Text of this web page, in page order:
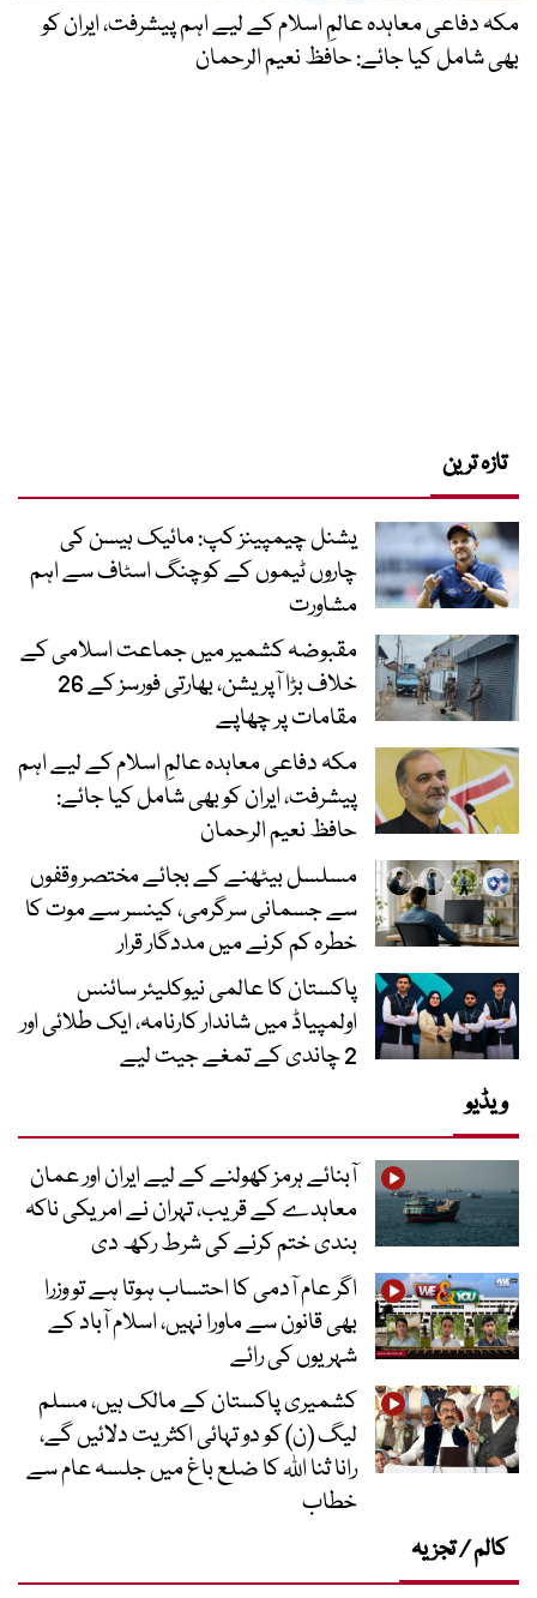
مکہ دفاعی معاہدہ عالمِ اسلام کے لیے اہم پیشرفت، ایران کو
بھی شامل کیا جائے: حافظ نعیم الرحمان
تازہ ترین
یشنل چیمپینز کپ: مائیک ہیسن کی
چاروں ٹیموں کے کوچنگ اسٹاف سے اہم
مشاورت
مقبوضہ کشمیر میں جماعت اسلامی کے
خلاف بڑا آپریشن، بھارتی فورسز کے 26
مقامات پر چھاپے
مکہ دفاعی معاہدہ عالمِ اسلام کے لیے اہم
پیشرفت، ایران کو بھی شامل کیا جائے:
حافظ نعیم الرحمان
مسلسل بیٹھنے کے بجائے مختصر وقفوں
سے جسمانی سرگرمی، کینسر سے موت کا
خطرہ کم کرنے میں مددگار قرار
پاکستان کا عالمی نیوکلیئر سائنس
اولمپیاڈ میں شاندار کارنامہ، ایک طلائی اور
2 چاندی کے تمغے جیت لیے
ویڈیو
آبنائے ہرمز کھولنے کے لیے ایران اور عمان
معاہدے کے قریب، تہران نے امریکی ناکہ
بندی ختم کرنے کی شرط رکھ دی
اگر عام آدمی کا احتساب ہوتا ہے تو وزرا
بھی قانون سے ماورا نہیں، اسلام آباد کے
شہریوں کی رائے
کشمیری پاکستان کے مالک ہیں، مسلم
لیگ (ن) کو دو تہائی اکثریت دلائیں گے،
رانا ثنا اللہ کا ضلع باغ میں جلسہ عام سے
خطاب
کالم / تجزیہ